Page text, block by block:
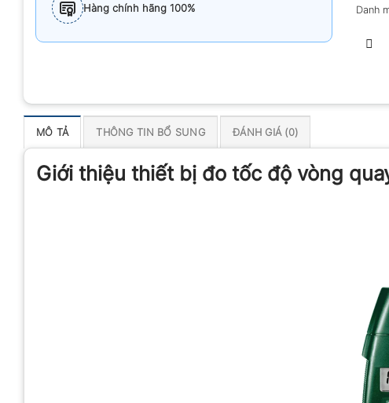
Hàng chính hãng 100% Danh
MÔ TẢ THÔNG TIN BỔ SUNG ĐÁNH GIÁ (0)
Giới thiệu thiết bị đo tốc độ vòng